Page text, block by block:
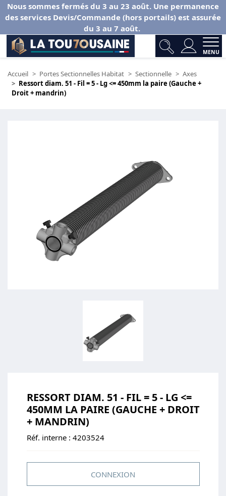
Nous sommes fermés du 3 au 23 août. Une permanence
des services Devis/Commande (hors portails) est assurée
du 3 au 7 août.
MENU
Accueil Portes Sectionnelles Habitat Sectionnelle
Axes
Ressort diam. 51 - Fil = 5 - Lg <= 450mm la paire (Gauche +
Droit + mandrin)
RESSORT DIAM. 51 - FIL = 5 - LG <=
450MM LA PAIRE (GAUCHE + DROIT
+ MANDRIN)
Réf. interne : 4203524
CONNEXION